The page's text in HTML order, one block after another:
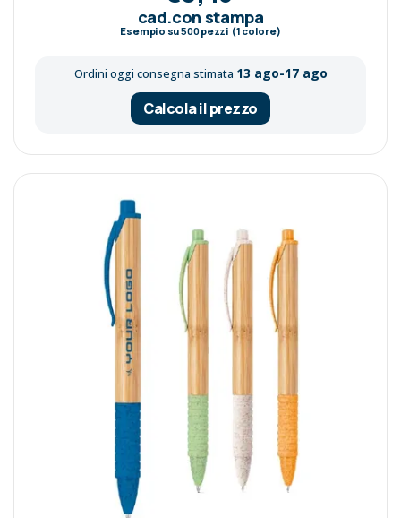
cad.con stampa
Esempio su500pezzi (1 colore)
Ordini oggi consegna stimata 13 ago-17 ago
Calcola il prezzo